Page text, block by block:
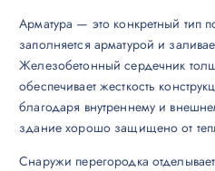
Арматура — это конкретный тип
заполняется арматурой и
Железобетонный сердечник
обеспечивает жесткость
благодаря внутреннему и
здание хорошо защищено от
Снаружи перегородка